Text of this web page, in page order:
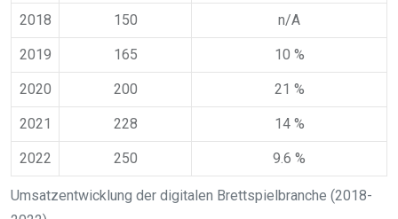
Umsatzentwicklung der digitalen Brettspielbranche (2018-
2018 150 n/A
2019 165 10 %
2020 200 21 %
2021 228 14 %
2022 250 9.6 %